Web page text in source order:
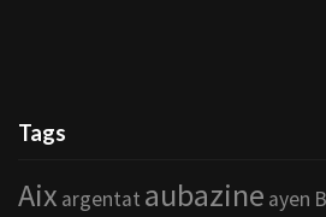
Tags
Aix argentat aubazine ayen